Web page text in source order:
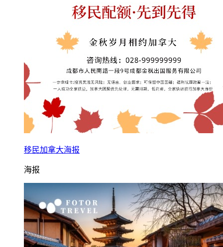
移民加拿大海报
海报